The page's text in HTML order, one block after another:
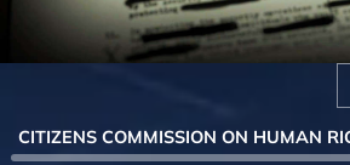
CITIZENS COMMISSION ON HUMAN